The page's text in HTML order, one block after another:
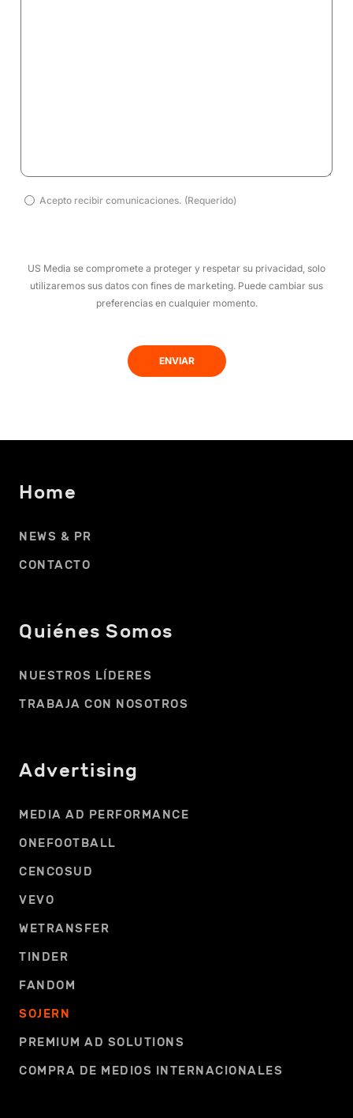
Acepto
(Obligatorio)
Acepto recibir comunicaciones. (Requerido)
US Media se compromete a proteger y respetar su privacidad, solo
utilizaremos sus datos con fines de marketing. Puede cambiar sus
preferencias en cualquier momento.
Home
NEWS & PR
CONTACTO
Quiénes Somos
NUESTROS LÍDERES
TRABAJA CON NOSOTROS
Advertising
MEDIA AD PERFORMANCE
ONEFOOTBALL
CENCOSUD
VEVO
WETRANSFER
TINDER
FANDOM
SOJERN
PREMIUM AD SOLUTIONS
COMPRA DE MEDIOS INTERNACIONALES